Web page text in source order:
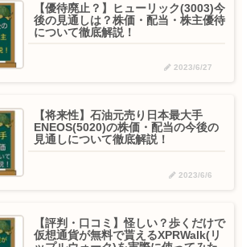
【優待廃止？】ヒューリック(3003)今
後の見通しは？株価・配当・株主優待
について徹底解説！
2023/6/27
【将来性】石油元売り日本最大手
ENEOS(5020)の株価・配当の今後の
見通しについて徹底解説！
2023/6/6
【評判・口コミ】怪しい？歩くだけで
仮想通貨が無料で貰えるXPRWalk(リ